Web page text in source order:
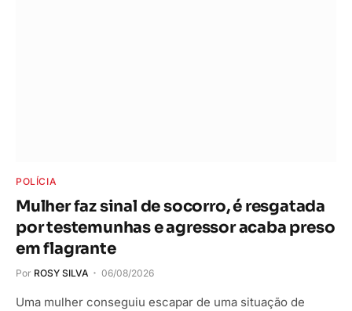
POLÍCIA
Mulher faz sinal de socorro, é resgatada
por testemunhas e agressor acaba preso
em flagrante
Por ROSY SILVA 06/08/2026
Uma mulher conseguiu escapar de uma situação de